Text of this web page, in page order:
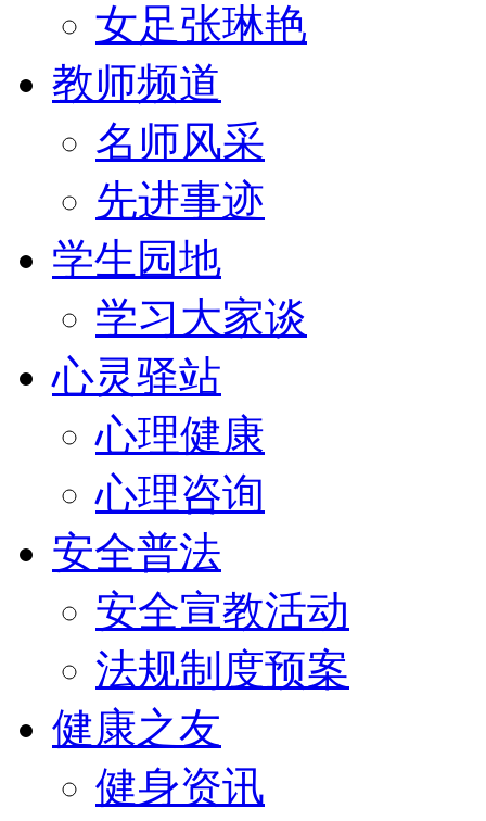
女足张琳艳
教师频道
名师风采
先进事迹
学生园地
学习大家谈
心灵驿站
心理健康
心理咨询
安全普法
安全宣教活动
法规制度预案
健康之友
健身资讯